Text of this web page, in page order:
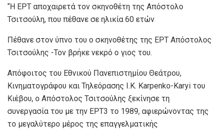
“Η ΕΡΤ αποχαιρετά τον σκηνοθέτη της Απόστολο
Τσιτσούλη, που πέθανε σε ηλικία 60 ετών
Πέθανε στον ύπνο του ο σκηνοθέτης της ΕΡΤ Απόστολος
Τσιτσούλης -Τον βρήκε νεκρό ο γιος του.
Απόφοιτος του Εθνικού Πανεπιστημίου Θεάτρου,
Κινηματογράφου και Τηλεόρασης I.K. Karpenko-Karyi του
Κιέβου, ο Απόστολος Τσιτσούλης ξεκίνησε τη
συνεργασία του με την ΕΡΤ3 το 1989, αφιερώνοντας της
το μεγαλύτερο μέρος της επαγγελματικής